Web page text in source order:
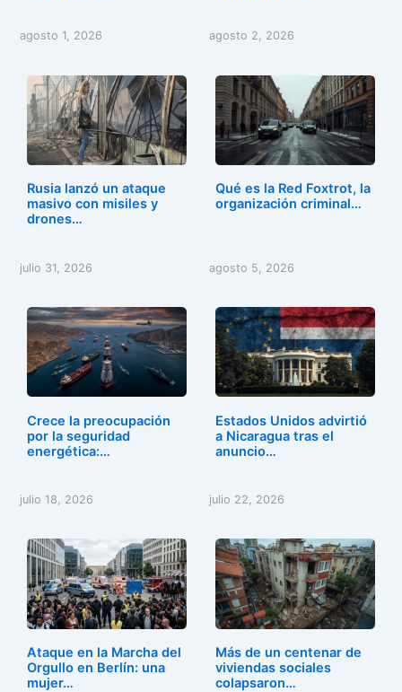
agosto 1, 2026 agosto 2, 2026
Rusia lanzó un ataque
masivo con misiles y
drones…
julio 31, 2026
Qué es la Red Foxtrot, la
organización criminal…
agosto 5, 2026
Crece la preocupación
por la seguridad
energética:…
julio 18, 2026
Estados Unidos advirtió
a Nicaragua tras el
anuncio…
julio 22, 2026
Ataque en la Marcha del
Orgullo en Berlín: una
mujer…
Más de un centenar de
viviendas sociales
colapsaron…